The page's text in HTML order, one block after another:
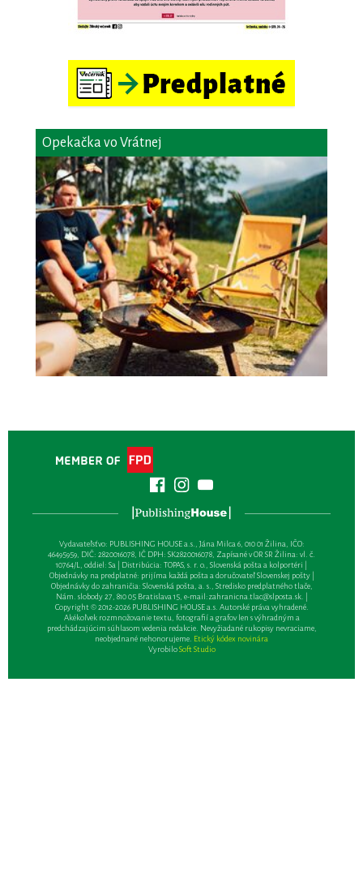
Opekačka vo Vrátnej
Vydavateľsťvo: PUBLISHING HOUSE a.s., Jána Milca 6, 010 01 Žilina, IČO:
46495959, DIČ: 2820016078, IČ DPH: SK2820016078, Zapísané v OR SR Žilina: vl. č.
10764/L, oddiel: Sa | Distribúcia: TOPAS, s. r. o., Slovenská pošta a kolportéri |
Objednávky na predplatné: prijíma každá pošta a doručovateľ Slovenskej pošty |
Objednávky do zahraničia: Slovenská pošta, a. s., Stredisko predplatného tlače,
Nám. slobody 27, 810 05 Bratislava 15, e-mail:zahranicna.tlac@slposta.sk. |
Copyright © 2012-2026 PUBLISHING HOUSE a.s. Autorské práva vyhradené.
Akékoľvek rozmnožovanie textu, fotografií a grafov len s výhradným a
predchádzajúcim súhlasom vedenia redakcie. Nevyžiadané rukopisy nevraciame,
neobjednané nehonorujeme. Etický kódex novinára
VyrobiloSoft Studio